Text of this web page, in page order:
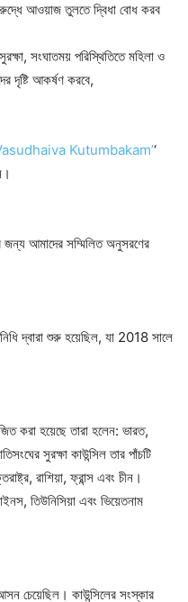
আওয়াজ তুলতে দ্বিধা বোধ করব
সংঘাতময় পরিস্থিতিতে মহিলা ও
দৃষ্টি আকর্ষণ করবে,
Kutumbakam’‘
আমাদের সম্মিলিত অনুসরণের
দ্বারা শুরু হয়েছিল, যা 2018 সালে
করা হয়েছে তারা হলেন: ভারত,
সুরক্ষা কাউন্সিল তার পাঁচটি
রাশিয়া, ফ্রান্স এবং চীন।
তিউনিসিয়া এবং ভিয়েতনাম
আসন চেয়েছিল। কাউন্সিলের সংস্কার